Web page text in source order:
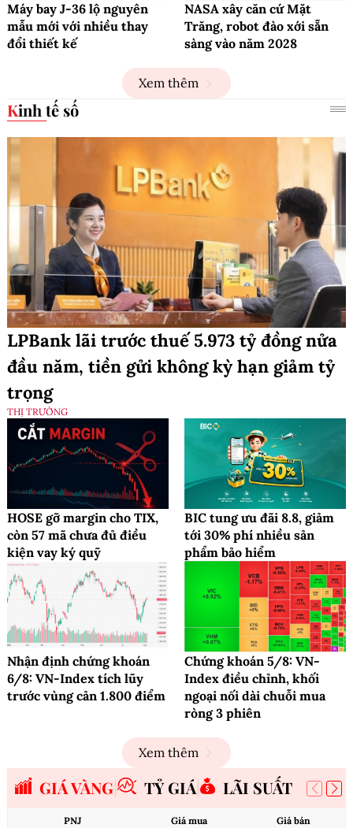
Máy bay J-36 lộ nguyên
mẫu mới với nhiều thay
đổi thiết kế
NASA xây căn cứ Mặt
Trăng, robot đào xới sẵn
sàng vào năm 2028
Xem thêm
Kinh tế số
LPBank lãi trước thuế 5.973 tỷ đồng nửa
đầu năm, tiền gửi không kỳ hạn giảm tỷ
trọng
THỊ TRƯỜNG
HOSE gỡ margin cho TIX,
còn 57 mã chưa đủ điều
kiện vay ký quỹ
BIC tung ưu đãi 8.8, giảm
tới 30% phí nhiều sản
phẩm bảo hiểm
Nhận định chứng khoán
6/8: VN-Index tích lũy
trước vùng cản 1.800 điểm
Chứng khoán 5/8: VN-
Index điều chỉnh, khối
ngoại nối dài chuỗi mua
ròng 3 phiên
Xem thêm
GIÁ VÀNG TỶ GIÁ LÃI SUẤT
PNJ Giá mua Giá bán